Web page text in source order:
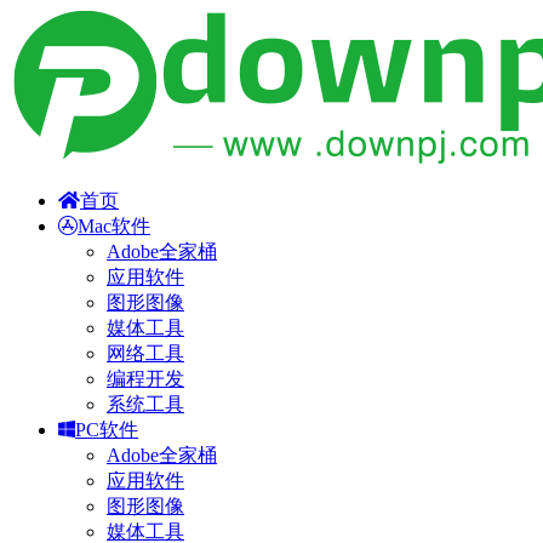
首页
Mac软件
Adobe全家桶
应用软件
图形图像
媒体工具
网络工具
编程开发
系统工具
PC软件
Adobe全家桶
应用软件
图形图像
媒体工具